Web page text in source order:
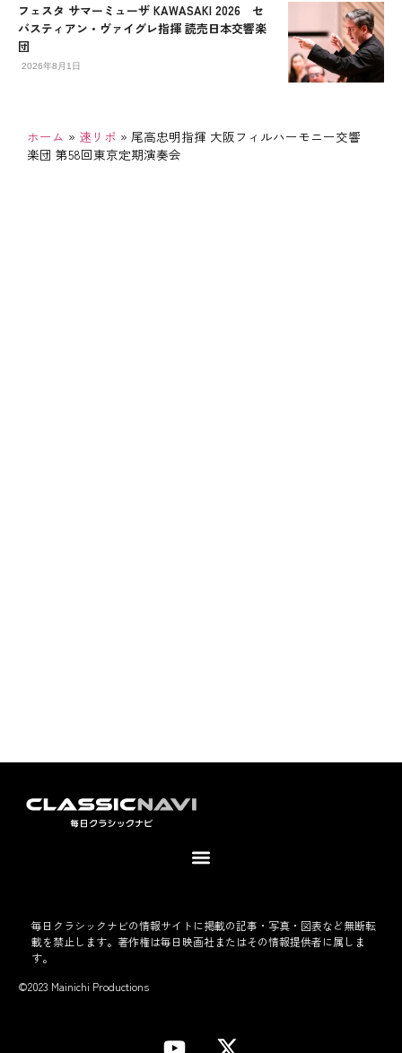
フェスタ サマーミューザ KAWASAKI 2026 セ
バスティアン・ヴァイグレ指揮 読売日本交響楽
団
2026年8月1日
ホーム » 速リポ » 尾高忠明指揮 大阪フィルハーモニー交響
楽団 第58回東京定期演奏会
毎日クラシックナビの情報サイトに掲載の記事・写真・図表など無断転
載を禁止します。著作権は毎日映画社またはその情報提供者に属しま
す。
©2023 Mainichi Productions